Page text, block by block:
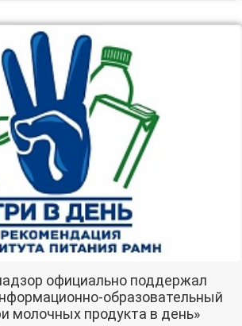
официально поддержал
образовательный
молочных продукта в день»